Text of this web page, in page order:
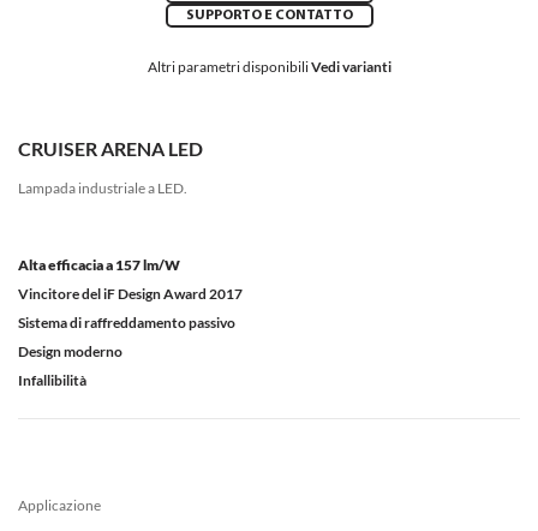
SUPPORTO E CONTATTO
Altri parametri disponibiliVedi varianti
CRUISER ARENA LED
Lampada industriale a LED.
Alta efficacia a 157 lm/W
Vincitore del iF Design Award 2017
Sistema di raffreddamento passivo
Design moderno
Infallibilità
Applicazione